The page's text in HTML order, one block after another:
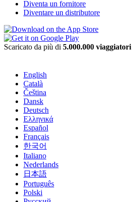
Diventa un fornitore
Diventare un distributore
Scaricato da più di 5.000.000 viaggiatori
English
Català
Čeština
Dansk
Deutsch
Ελληνικά
Español
Français
한국어
Italiano
Nederlands
日本語
Português
Polski